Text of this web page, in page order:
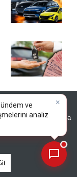
çerez
GDPR kapsamında
×
ve
analiz